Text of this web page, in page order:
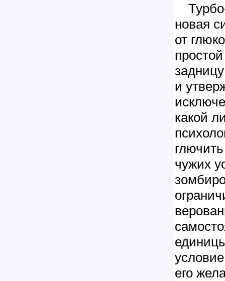
новая
от
и
какой
чужих
его